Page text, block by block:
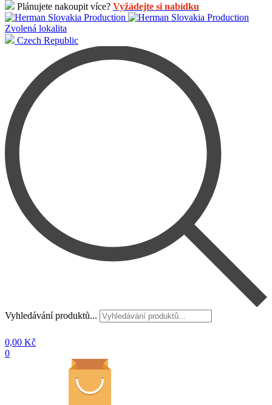
Plánujete nakoupit více? Vyžádejte si nabídku
Zvolená lokalita
Czech Republic
Vyhledávání produktů...
0,00 Kč
0